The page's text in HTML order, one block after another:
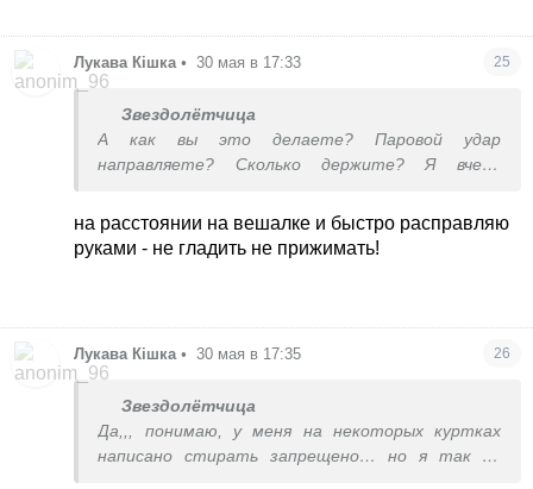
Лукава Кішка • 30 мая в 17:33 25
Звездолётчица
А как вы это делаете? Паровой удар
направляете? Сколько держите? Я вчера
спрессовать наполнитель, чтоб не торчало на
ткани кусками, но не доделала, пошла спать
на расстоянии на вешалке и быстро расправляю
руками - не гладить не прижимать!
Лукава Кішка • 30 мая в 17:35 26
Звездолётчица
Да,,, понимаю, у меня на некоторых куртках
написано стирать запрещено… но я так не